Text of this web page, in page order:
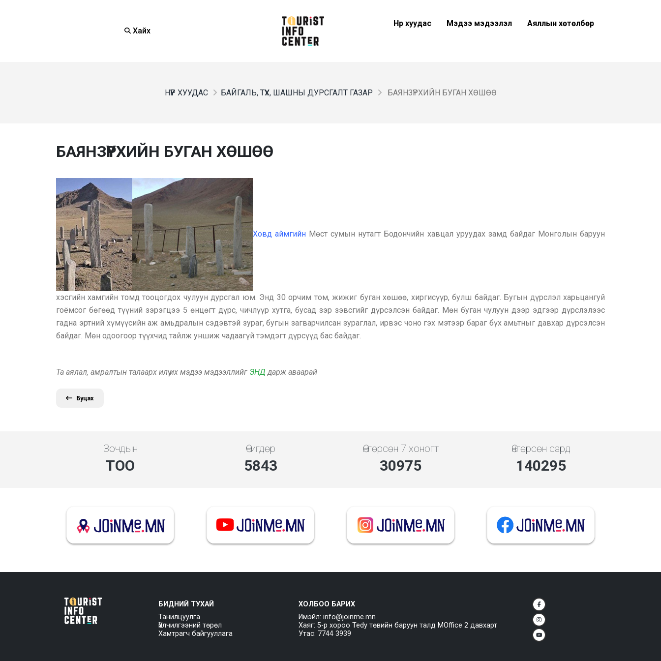
Хайх
Нүүр хуудас Мэдээ мэдээлэл Аяллын хөтөлбөр
НҮҮР ХУУДАС БАЙГАЛЬ, ТҮҮХ, ШАШНЫ ДУРСГАЛТ ГАЗАР БАЯНЗҮРХИЙН БУГАН ХӨШӨӨ
БАЯНЗҮРХИЙН БУГАН ХӨШӨӨ
Ховд аймгийн Мөст сумын нутагт Бодончийн хавцал уруудах замд байдаг Монголын баруун
хэсгийн хамгийн томд тооцогдох чулуун дурсгал юм. Энд 30 орчим том, жижиг буган хөшөө, хиргисүүр, булш байдаг. Бугын дүрслэл харьцангуй
гоёмсог бөгөөд түүний зэрэгцээ 5 өнцөгт дүрс, чичлүүр хутга, бусад зэр зэвсгийг дүрсэлсэн байдаг. Мөн буган чулуун дээр эдгээр дүрслэлээс
гадна эртний хүмүүсийн аж амьдралын сэдэвтэй зураг, бугын загварчилсан зураглал, ирвэс чоно гэх мэтээр бараг бүх амьтныг давхар дүрсэлсэн
байдаг. Мөн одоогоор түүхчид тайлж уншиж чадаагүй тэмдэгт дүрсүүд бас байдаг.
Та аялал, амралтын талаарх илүү их мэдээ мэдээллийг ЭНД дарж аваарай
Буцах
Зочдын
ТОО
Өчигдөр
5843
Өнгөрсөн 7 хоногт
30975
Өнгөрсөн сард
140295
БИДНИЙ ТУХАЙ
Танилцуулга
Үйлчилгээний төрөл
Хамтрагч байгууллага
ХОЛБОО БАРИХ
Имэйл: info@joinme.mn
Хаяг: 5-р хороо Tedy төвийн баруун талд MOffice 2 давхарт
Утас: 7744 3939